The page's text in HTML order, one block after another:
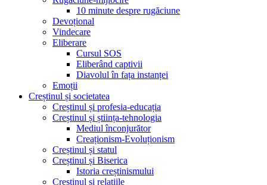
10 minute despre rugăciune
Devoțional
Vindecare
Eliberare
Cursul SOS
Eliberând captivii
Diavolul în fața instanței
Emoții
Creștinul și societatea
Creștinul și profesia-educația
Creștinul și știința-tehnologia
Mediul înconjurător
Creaționism-Evoluționism
Creștinul și statul
Creștinul și Biserica
Istoria creștinismului
Creștinul și relațiile